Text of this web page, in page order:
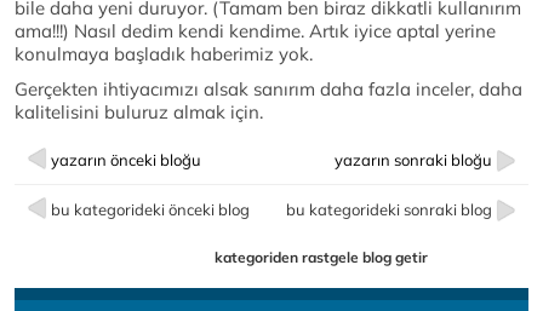
bile daha yeni duruyor. (Tamam ben biraz dikkatli kullanırım
ama!!!) Nasıl dedim kendi kendime. Artık iyice aptal yerine
konulmaya başladık haberimiz yok.
Gerçekten ihtiyacımızı alsak sanırım daha fazla inceler, daha
kalitelisini buluruz almak için.
yazarın önceki bloğu yazarın sonraki bloğu
bu kategorideki önceki blog bu kategorideki sonraki blog
kategoriden rastgele blog getir